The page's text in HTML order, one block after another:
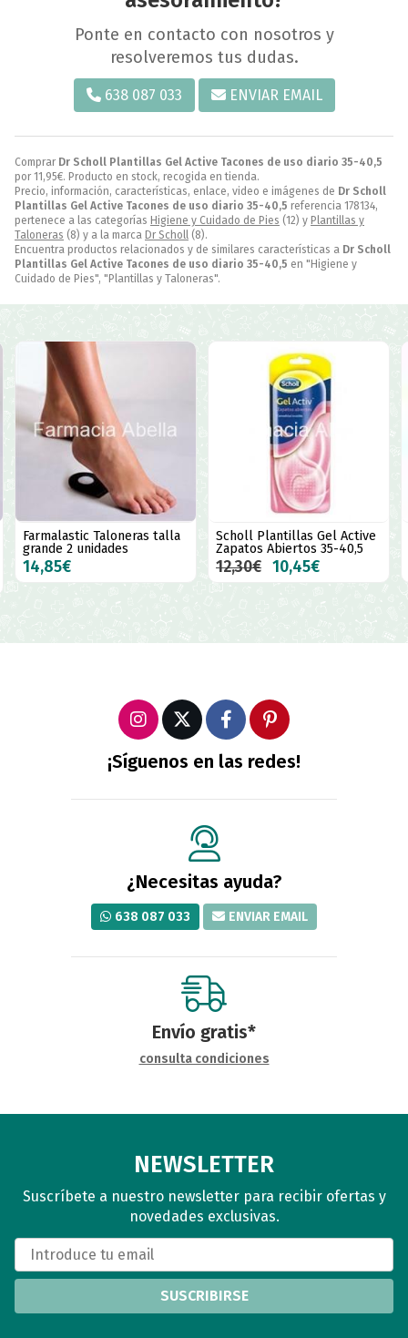
Comprar Dr Scholl Plantillas Gel Active Tacones de uso diario 35-40,5
por 11,95€. Producto en stock, recogida en tienda.
Precio, información, características, enlace, video e imágenes de Dr Scholl
Plantillas Gel Active Tacones de uso diario 35-40,5 referencia 178134,
pertenece a las categorías Higiene y Cuidado de Pies (12) y Plantillas y
Taloneras (8) y a la marca Dr Scholl (8).
Encuentra productos relacionados y de similares características a Dr Scholl
Plantillas Gel Active Tacones de uso diario 35-40,5 en "Higiene y
Cuidado de Pies", "Plantillas y Taloneras".
Ponte en contacto con nosotros y
resolveremos tus dudas.
638 087 033 ENVIAR EMAIL
Farmalastic Taloneras talla
grande 2 unidades
14,85€
Scholl Plantillas Gel Active
Zapatos Abiertos 35-40,5
12,30€ 10,45€
¡Síguenos en las redes!
¿Necesitas ayuda?
638 087 033 ENVIAR EMAIL
Envío gratis*
consulta condiciones
NEWSLETTER
Suscríbete a nuestro newsletter para recibir ofertas y
novedades exclusivas.
SUSCRIBIRSE